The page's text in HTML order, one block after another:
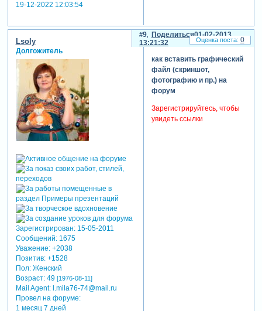
19-12-2022 12:03:54
Поделиться
9
01-02-2013
13:21:32
Lsoly
Долгожитель
Зарегистрирован: 15-05-2011
Сообщений:1675
Уважение: +2038
Позитив: +1528
Пол:Женский
Возраст:49 [1976-08-11]
Mail Agent:l.mila76-74@mail.ru
Провел на форуме:
1 месяц 7 дней
как вставить графический
файл (скриншот,
фотографию и пр.) на
форум
Зарегистрируйтесь, чтобы
увидеть ссылки
0